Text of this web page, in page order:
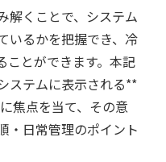
解くことで、システム
いるかを把握でき、冷
ことができます。本記
ステムに表示される**
焦点を当て、その意
・日常管理のポイント